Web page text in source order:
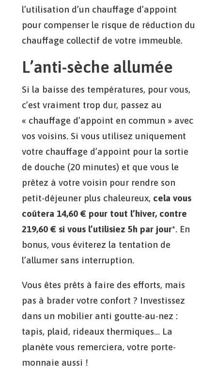
l’utilisation d’un chauffage d’appoint
pour compenser le risque de réduction du
chauffage collectif de votre immeuble.
L’anti-sèche allumée
Si la baisse des températures, pour vous,
c’est vraiment trop dur, passez au
« chauffage d’appoint en commun » avec
vos voisins. Si vous utilisez uniquement
votre chauffage d’appoint pour la sortie
de douche (20 minutes) et que vous le
prêtez à votre voisin pour rendre son
petit-déjeuner plus chaleureux, cela vous
coûtera 14,60 € pour tout l’hiver, contre
219,60 € si vous l’utilisiez 5h par jour*. En
bonus, vous éviterez la tentation de
l’allumer sans interruption.
Vous êtes prêts à faire des efforts, mais
pas à brader votre confort ? Investissez
dans un mobilier anti goutte-au-nez :
tapis, plaid, rideaux thermiques… La
planète vous remerciera, votre porte-
monnaie aussi !